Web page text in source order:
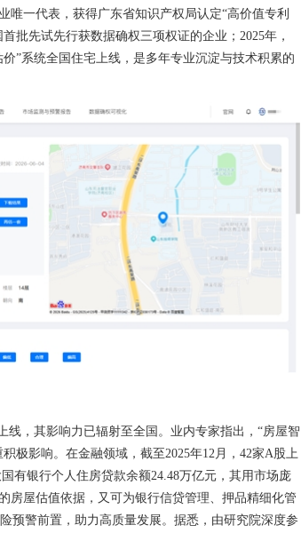
唯一代表，获得广东省知识产权局认定“高价值专利
批先试先行获数据确权三项权证的企业；2025年，
”系统全国住宅上线，是多年专业沉淀与技术积累的
线，其影响力已辐射至全国。业内专家指出，“房屋智
极影响。在金融领域，截至2025年12月，42家A股上
有银行个人住房贷款余额24.48万亿元，其用市场庞
房屋估值依据，又可为银行信贷管理、押品精细化管
预警前置，助力高质量发展。据悉，由研究院深度参